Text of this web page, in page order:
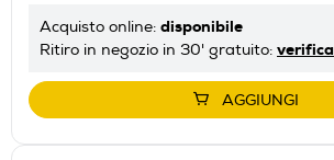
Acquisto online: disponibile
Ritiro in negozio in 30' gratuito: verifica
AGGIUNGI